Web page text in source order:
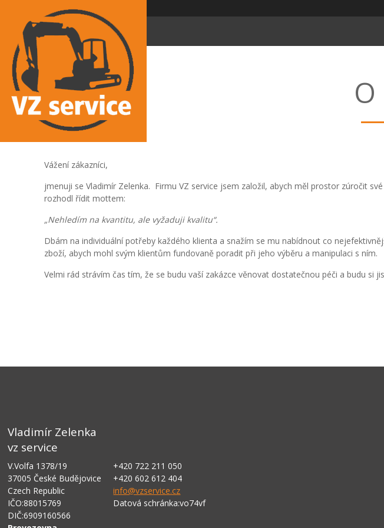
O
Vážení zákazníci,
jmenuji se Vladimír Zelenka. Firmu VZ service jsem založil, abych měl prostor zúročit
rozhodl řídit mottem:
„Nehledím na kvantitu, ale vyžaduji kvalitu“.
Dbám na individuální potřeby každého klienta a snažím se mu nabídnout co
zboží, abych mohl svým klientům fundovaně poradit při jeho výběru a manipulaci s ním.
Velmi rád strávím čas tím, že se budu vaší zakázce věnovat dostatečnou péči a budu si
Vladimír Zelenka
vz service
V.Volfa 1378/19
37005 České Budějovice
Czech Republic
IČO:88015769
DIČ:6909160566
+420 722 211 050
+420 602 612 404
info@vzservice.cz
Datová schránka:vo74vf